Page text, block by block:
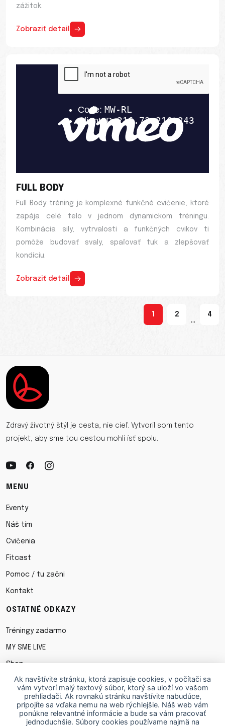
zážitok.
Zobraziť detail
FULL BODY
Full Body tréning je komplexné funkčné cvičenie, ktoré
zapája celé telo v jednom dynamickom tréningu.
Kombinácia sily, vytrvalosti a funkčných cvikov ti
pomôže budovať svaly, spaľovať tuk a zlepšovať
kondíciu.
Zobraziť detail
1 2
...
4
Zdravý životný štýl je cesta, nie cieľ. Vytvoril som tento
projekt, aby sme tou cestou mohli ísť spolu.
MENU
Eventy
Náš tím
Cvičenia
Fitcast
Pomoc / tu začni
Kontakt
OSTATNÉ ODKAZY
Tréningy zadarmo
MY SME LIVE
Shop
Obchodné podmienky
Ochrana osobných údajov
Cookies
Ak navštívite stránku, ktorá zapisuje cookies, v počítači sa
vám vytvorí malý textový súbor, ktorý sa uloží vo vašom
prehliadači. Ak rovnakú stránku navštívite nabudúce,
pripojíte sa vďaka nemu na web rýchlejšie. Náš web vám
ponúkne relevantné informácie a bude sa vám pracovať
jednoduchšie. Súbory cookies používame najmä na